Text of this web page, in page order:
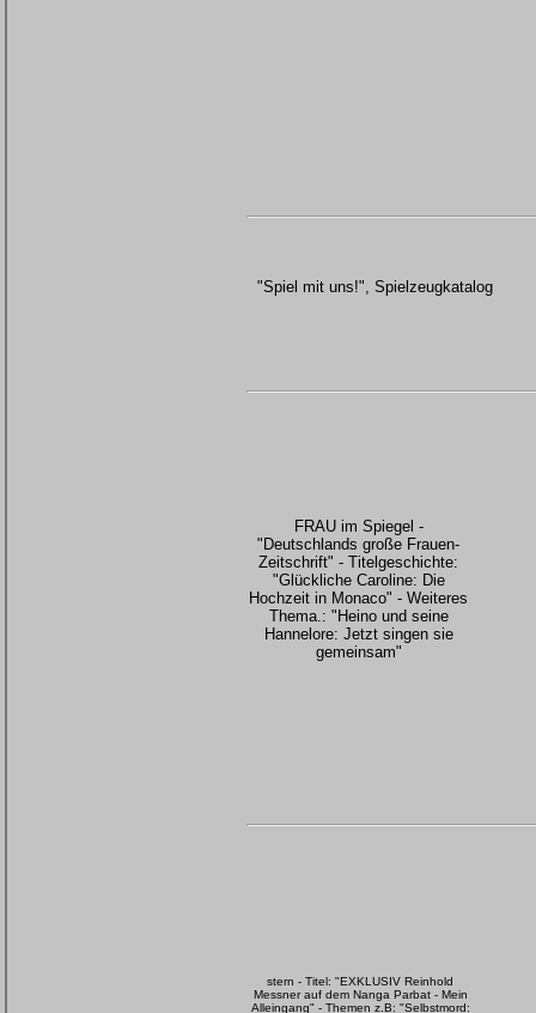
"Spiel mit uns!", Spielzeugkatalog
FRAU im Spiegel -
"Deutschlands große Frauen-
Zeitschrift" - Titelgeschichte:
"Glückliche Caroline: Die
Hochzeit in Monaco" - Weiteres
Thema.: "Heino und seine
Hannelore: Jetzt singen sie
gemeinsam"
stern - Titel: "EXKLUSIV Reinhold
Messner auf dem Nanga Parbat - Mein
Alleingang" - Themen z.B: "Selbstmord: